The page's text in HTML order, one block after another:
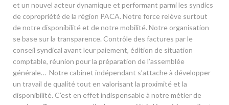
et un nouvel acteur dynamique et performant parmi les syndics
de copropriété de la région PACA. Notre force relève surtout
de notre disponibilité et de notre mobilité. Notre organisation
se base sur la transparence. Contrôle des factures par le
conseil syndical avant leur paiement, édition de situation
comptable, réunion pour la préparation de l’assemblée
générale… Notre cabinet indépendant s’attache à développer
un travail de qualité tout en valorisant la proximité et la
disponibilité. C’est en effet indispensable à notre métier de